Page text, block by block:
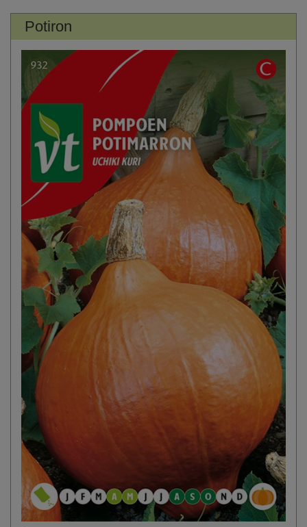
Potiron